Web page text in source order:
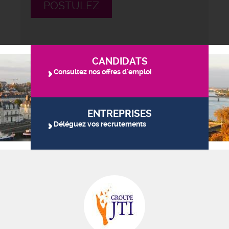
POSTULEZ
CANDIDATS
Consultez nos offres d'emploi
ENTREPRISES
Déléguez vos recrutements